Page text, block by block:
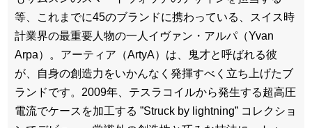
等、これまでに45のブランドに携わっている、スイス時
計業界の最重要人物の一人イヴァン・アルパ（Yvan
Arpa）。アーティア（ArtyA）は、鬼才と呼ばれる彼
が、自身の創造力をいかんなく発揮すべく立ち上げたブ
ランドです。2009年、テスラコイルから発生する超高圧
電流でケースを加工する ”Struck by lightning” コレクショ